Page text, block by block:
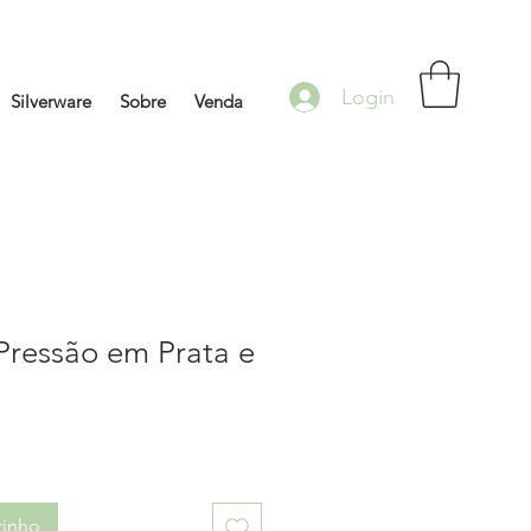
Silverware Sobre Venda Login
em Prata e